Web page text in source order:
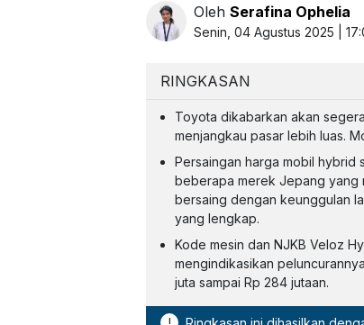
OlehSerafina Ophelia
Senin, 04 Agustus 2025 |
RINGKASAN
Toyota dikabarkan akan
menjangkau pasar lebih luas.
Persaingan harga mobil hybrid
beberapa merek Jepang yang
bersaing dengan keunggulan
yang lengkap.
Kode mesin dan NJKB Veloz
mengindikasikan
juta sampai Rp 284 jutaan.